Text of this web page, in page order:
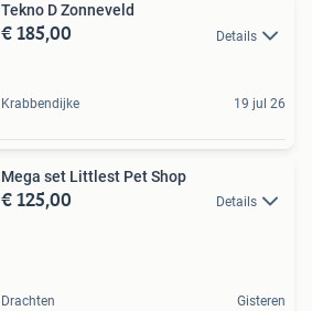
Tekno D Zonneveld
€ 185,00 Details
Krabbendijke 19 jul 26
Mega set Littlest Pet Shop
€ 125,00 Details
Drachten Gisteren